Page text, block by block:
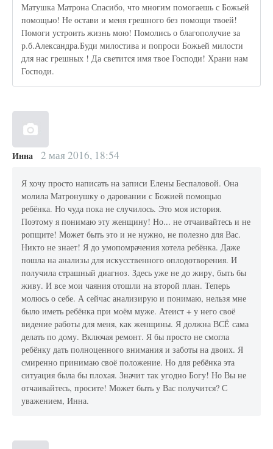
Матушка Матрона Спасибо, что многим помогаешь с Божьей
помощью! Не остави и меня грешного без помощи твоей!
Помоги устроить жизнь мою! Помолись о благополучие за
р.б.Александра.Буди милостива и попроси Божьей милости
для нас грешных ! Да светится имя твое Господи! Храни нам
Господи.
Инна 2 мая 2016, 18:54
Я хочу просто написать на записи Елены Беспаловой. Она
молила Матронушку о даровании с Божией помощью
ребёнка. Но чуда пока не случилось. Это моя история.
Поэтому я понимаю эту женщину! Но... не отчаивайтесь и не
ропщите! Может быть это и не нужно, не полезно для Вас.
Никто не знает! Я до умопомрачения хотела ребёнка. Даже
пошла на анализы для искусственного оплодотворения. И
получила страшный диагноз. Здесь уже не до жиру, быть бы
живу. И все мои чаяния отошли на второй план. Теперь
молюсь о себе. А сейчас анализирую и понимаю, нельзя мне
было иметь ребёнка при моём муже. Атеист + у него своё
видение работы для меня, как женщины. Я должна ВСЁ сама
делать по дому. Включая ремонт. Я бы просто не смогла
ребёнку дать полноценного внимания и заботы на двоих. Я
смиренно принимаю своё положение. Но для ребёнка эта
ситуация была бы плохая. Значит так угодно Богу! Но Вы не
отчаивайтесь, просите! Может быть у Вас получится? С
уважением, Инна.